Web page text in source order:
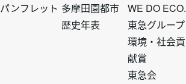
1
パンフレット 2
多摩田園都市
歴史年表
3
WE DO ECO.
東急グループ
環境・社会貢
献賞
東急会